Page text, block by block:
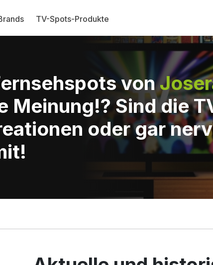
TV-Spots-Produkte
von
Meinung!? Sind die
oder gar